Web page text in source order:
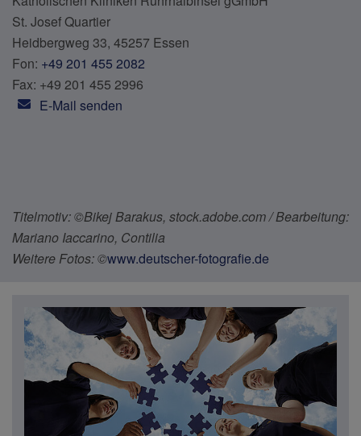
St. Josef Quartier
Heidbergweg 33, 45257 Essen
Fon: +49 201 455 2082
Fax: +49 201 455 2996
E-Mail senden
Titelmotiv: ©Bikej Barakus, stock.adobe.com / Bearbeitung:
Mariano Iaccarino, Contilia
Weitere Fotos: ©www.deutscher-fotografie.de